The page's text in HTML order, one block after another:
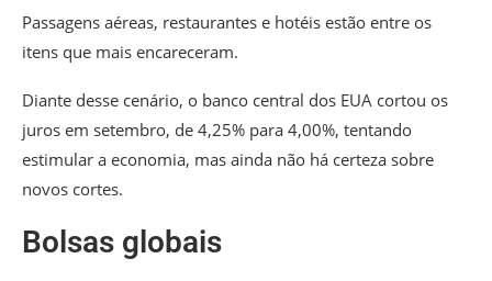
Passagens aéreas, restaurantes e hotéis estão entre os
itens que mais encareceram.
Diante desse cenário, o banco central dos EUA cortou os
juros em setembro, de 4,25% para 4,00%, tentando
estimular a economia, mas ainda não há certeza sobre
novos cortes.
Bolsas globais